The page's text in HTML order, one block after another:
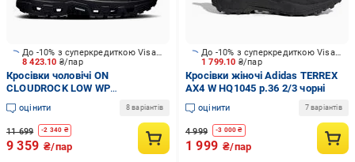
8 423.10 ₴/пар
До -10% з суперкредиткою Visa Вигода
Кросівки чоловічі ON
CLOUDROCK LOW WP
3MF10251043 р.45 чорні
оцінити 8 варіантів
11 699 -2 340 ₴
9 359 ₴/пар
1 799.10 ₴/пар
До -10% з суперкредиткою Visa Вигода
Кросівки жіночі Adidas TERREX
AX4 W HQ1045 р.36 2/3 чорні
оцінити 7 варіантів
4 999 -3 000 ₴
1 999 ₴/пар